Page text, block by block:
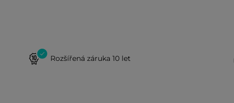
Rozšířená záruka 10 let